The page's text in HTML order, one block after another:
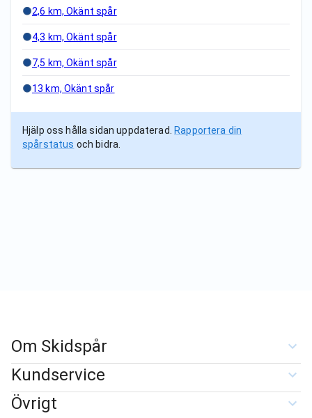
2,6 km, Okänt spår
4,3 km, Okänt spår
7,5 km, Okänt spår
13 km, Okänt spår
Hjälp oss hålla sidan uppdaterad.
Rapportera din
spårstatus och bidra.
Om Skidspår
Kundservice
Övrigt